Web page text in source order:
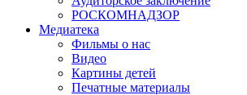
РОСКОМНАДЗОР
Медиатека
Фильмы о нас
Видео
Картины детей
Печатные материалы